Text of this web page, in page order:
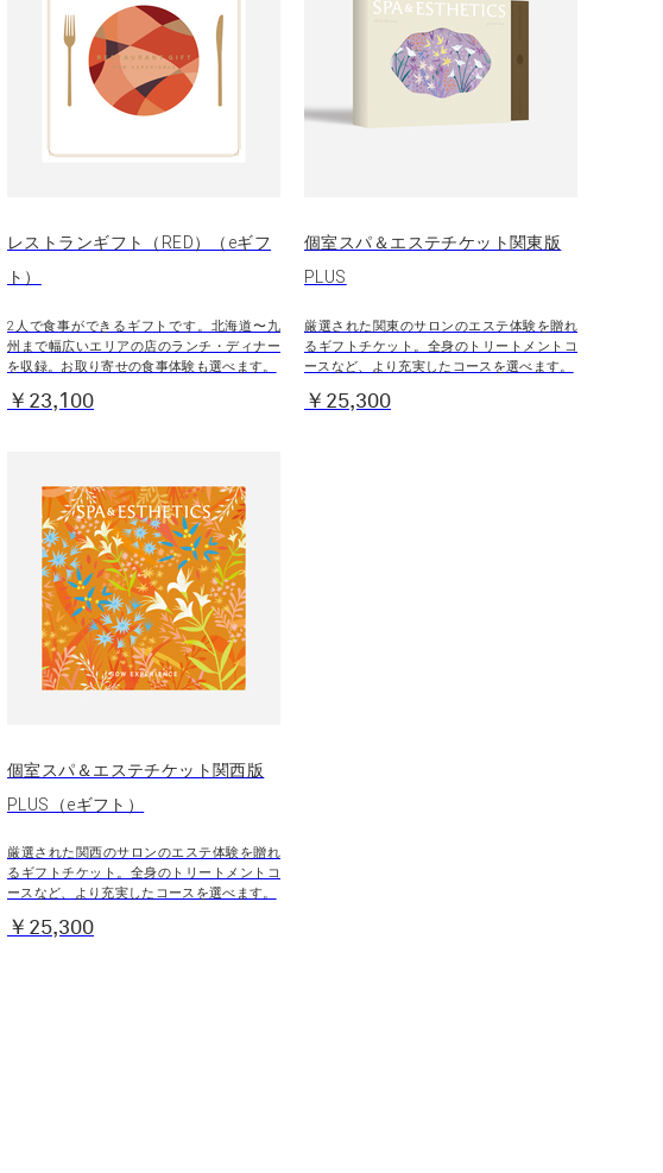
レストランギフト（RED）（eギフ
ト）
2人で食事ができるギフトです。北海道〜九
州まで幅広いエリアの店のランチ・ディナー
を収録。お取り寄せの食事体験も選べます。
￥23,100
個室スパ＆エステチケット関東版
PLUS
厳選された関東のサロンのエステ体験を贈れ
るギフトチケット。全身のトリートメントコ
ースなど、より充実したコースを選べます。
￥25,300
個室スパ＆エステチケット関西版
PLUS（eギフト）
厳選された関西のサロンのエステ体験を贈れ
るギフトチケット。全身のトリートメントコ
ースなど、より充実したコースを選べます。
￥25,300